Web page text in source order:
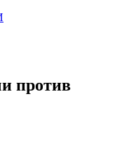
против